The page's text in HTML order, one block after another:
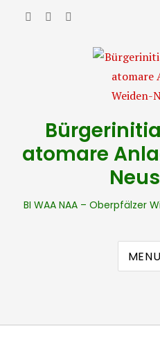
atomare
BI WAA NAA – Oberpfälzer
MENU